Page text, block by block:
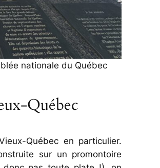
nationale du Québec
Québec
Québec en particulier.
sur un promontoire